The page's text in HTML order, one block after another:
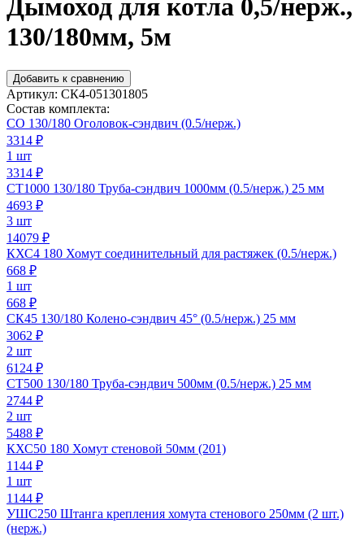
Дымоход для котла 0,5/нерж.,
130/180мм, 5м
Добавить к сравнению
Артикул: СК4-051301805
Состав комплекта:
СО 130/180 Оголовок-сэндвич (0.5/нерж.)
3314 ₽
1 шт
3314 ₽
СТ1000 130/180 Труба-сэндвич 1000мм (0.5/нерж.) 25 мм
4693 ₽
3 шт
14079 ₽
КХС4 180 Хомут соединительный для растяжек (0.5/нерж.)
668 ₽
1 шт
668 ₽
СК45 130/180 Колено-сэндвич 45° (0.5/нерж.) 25 мм
3062 ₽
2 шт
6124 ₽
СТ500 130/180 Труба-сэндвич 500мм (0.5/нерж.) 25 мм
2744 ₽
2 шт
5488 ₽
КХС50 180 Хомут стеновой 50мм (201)
1144 ₽
1 шт
1144 ₽
УШС250 Штанга крепления хомута стенового 250мм (2 шт.)
(нерж.)